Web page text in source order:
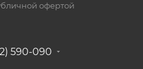
офертой
590-090